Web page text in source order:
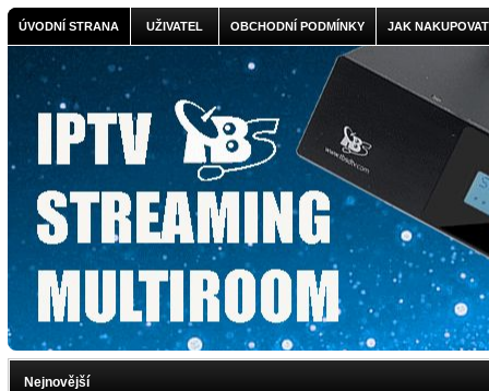
ÚVODNÍ STRANA UŽIVATEL OBCHODNÍ PODMÍNKY JAK NAKUPOVAT
Nejnovější